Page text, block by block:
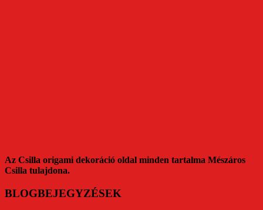
Az Csilla origami dekoráció oldal minden tartalma Mészáros
Csilla tulajdona.
BLOGBEJEGYZÉSEK